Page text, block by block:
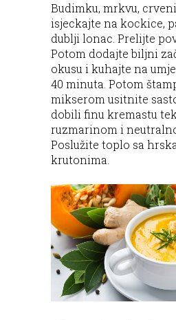
Budimku, mrkvu,
isjeckajte na kockice,
dublji lonac. Prelijte
Potom dodajte biljni
okusu i kuhajte na
40 minuta. Potom
mikserom usitnite
dobili finu kremastu
ruzmarinom i
Poslužite toplo sa
krutonima.